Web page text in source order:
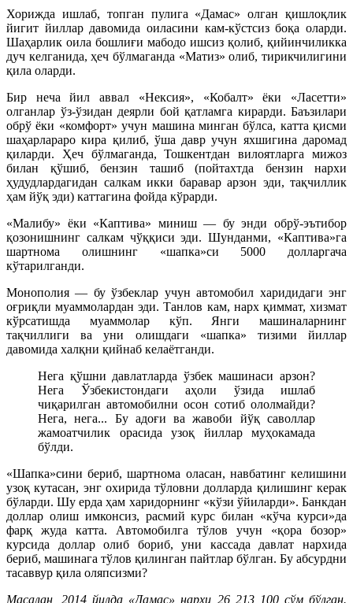
Хорижда ишлаб, топган пулига «Дамас» олган қишлоқлик
йигит йиллар давомида оиласини кам-кўстсиз боқа оларди.
Шаҳарлик оила бошлиғи мабодо ишсиз қолиб, қийинчиликка
дуч келганида, ҳеч бўлмаганда «Матиз» олиб, тирикчилигини
қила оларди.
Бир неча йил аввал «Нексия», «Кобалт» ёки «Ласетти»
олганлар ўз-ўзидан деярли бой қатламга кирарди. Баъзилари
обрў ёки «комфорт» учун машина минган бўлса, катта қисми
шаҳарлараро кира қилиб, ўша давр учун яхшигина даромад
қиларди. Ҳеч бўлмаганда, Тошкентдан вилоятларга мижоз
билан қўшиб, бензин ташиб (пойтахтда бензин нархи
ҳудудлардагидан салкам икки баравар арзон эди, тақчиллик
ҳам йўқ эди) каттагина фойда кўрарди.
«Малибу» ёки «Каптива» миниш — бу энди обрў-эътибор
қозонишнинг салкам чўққиси эди. Шунданми, «Каптива»га
шартнома олишнинг «шапка»си 5000 долларгача
кўтарилганди.
Монополия — бу ўзбеклар учун автомобил харидидаги энг
оғриқли муаммолардан эди. Танлов кам, нарх қиммат, хизмат
кўрсатишда муаммолар кўп. Янги машиналарнинг
тақчиллиги ва уни олишдаги «шапка» тизими йиллар
давомида халқни қийнаб келаётганди.
Нега қўшни давлатларда ўзбек машинаси арзон?
Нега Ўзбекистондаги аҳоли ўзида ишлаб
чиқарилган автомобилни осон сотиб ололмайди?
Нега, нега... Бу адоғи ва жавоби йўқ саволлар
жамоатчилик орасида узоқ йиллар муҳокамада
бўлди.
«Шапка»сини бериб, шартнома оласан, навбатинг келишини
узоқ кутасан, энг охирида тўловни долларда қилишинг керак
бўларди. Шу ерда ҳам харидорнинг «кўзи ўйиларди». Банкдан
доллар олиш имконсиз, расмий курс билан «кўча курси»да
фарқ жуда катта. Автомобилга тўлов учун «қора бозор»
курсида доллар олиб бориб, уни кассада давлат нархида
бериб, машинага тўлов қилинган пайтлар бўлган. Бу абсурдни
тасаввур қила оляпсизми?
Масалан, 2014 йилда «Дамас» нархи 26 213 100 сўм бўлган.